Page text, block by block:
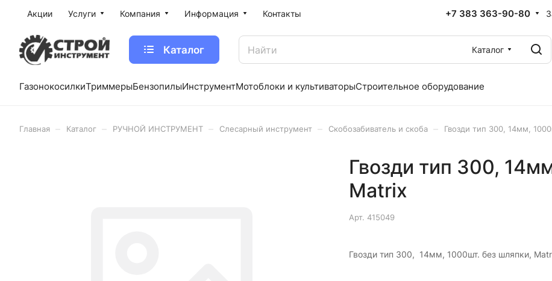
Акции Услуги Компания Информация Контакты +7 383 363-90-80
Каталог
Каталог
ГазонокосилкиТриммерыБензопилыИнструментМотоблоки и культиваторыСтроительное оборудование
Главная Каталог РУЧНОЙ ИНСТРУМЕНТ Слесарный инструмент Скобозабиватель и скоба Гвозди тип 300, 14мм,
Гвозди тип 300,
Matrix
Арт. 415049
Гвозди тип 300, 14мм, 1000шт. без шляпки,